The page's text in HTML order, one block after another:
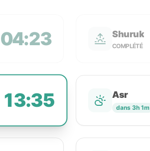
04:23 Shuruk
COMPLÉTÉ
13:35 Asr
dans 3h 1m